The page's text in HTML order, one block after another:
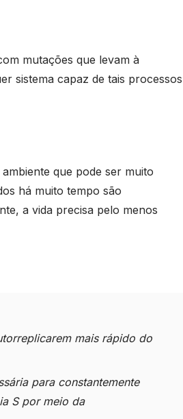
mutações que levam à
sistema capaz de tais processos
que pode ser muito
há muito tempo são
a vida precisa pelo menos
mais rápido do
para constantemente
S por meio da